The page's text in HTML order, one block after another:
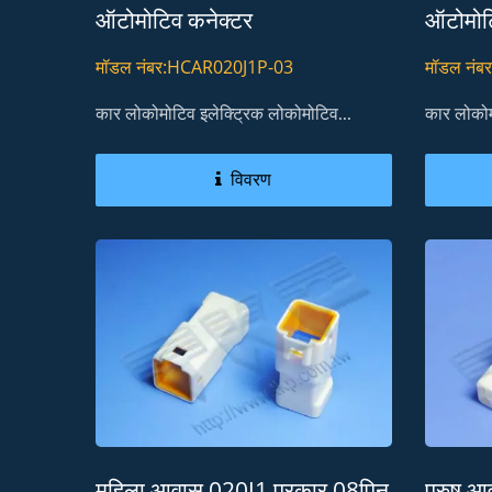
ऑटोमोटिव कनेक्टर
मॉडल नंबर:HCAR020J1P-03
कार लोकोमोटिव इलेक्ट्रिक लोकोमोटिव...
विवरण
मॉडल
कार
कनेक्टर